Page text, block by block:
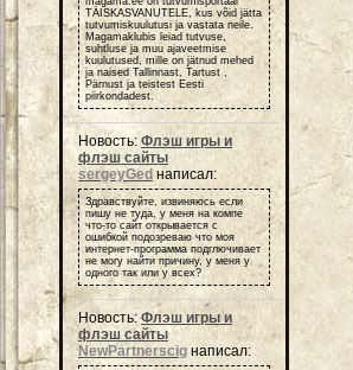
TÄISKASVANUTELE, kus võid jätta
tutvumiskuulutusi ja vastata neile.
Magamaklubis leiad tutvuse,
suhtluse ja muu ajaveetmise
kuulutused, mille on jätnud mehed
ja naised Tallinnast, Tartust ,
Pärnust ja teistest Eesti
piirkondadest.
Новость: Флэш игры и
флэш сайты
sergeyGed написал:
Здравствуйте, извиняюсь если
пишу не туда, у меня на компе
что-то сайт открывается с
ошибкой подозреваю что моя
интернет-программа подглючивает
не могу найти причину, у меня у
одного так или у всех?
Новость:Флэш игры и
флэш сайты
NewPartnerscig написал: